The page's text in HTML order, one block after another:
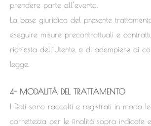
prendere parte all’evento.
La base giuridica del presente
eseguire misure precontrattuali e
richiesta dell’Utente, e di adempiere ai
legge.
4- MODALITÀ DEL TRATTAMENTO
I Dati sono raccolti e registrati in modo
correttezza per le finalità sopra indicate